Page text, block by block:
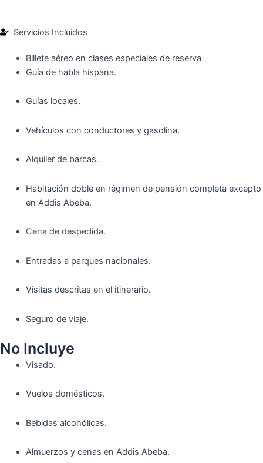
Servicios Incluidos
Billete aéreo en clases especiales de reserva
Guía de habla hispana.
Guías locales.
Vehículos con conductores y gasolina.
Alquiler de barcas.
Habitación doble en régimen de pensión completa excepto
en Addis Abeba.
Cena de despedida.
Entradas a parques nacionales.
Visitas descritas en el itinerario.
Seguro de viaje.
No Incluye
Visado.
Vuelos domésticos.
Bebidas alcohólicas.
Almuerzos y cenas en Addis Abeba.